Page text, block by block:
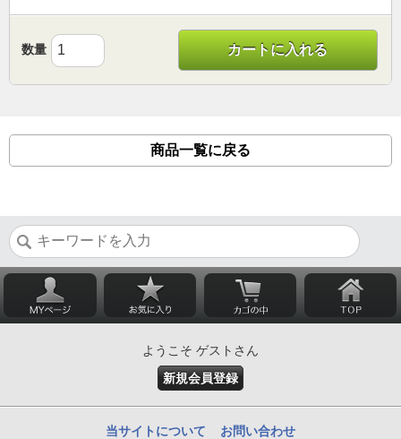
数量 カートに入れる
商品一覧に戻る
ようこそ ゲストさん
新規会員登録
当サイトについて お問い合わせ